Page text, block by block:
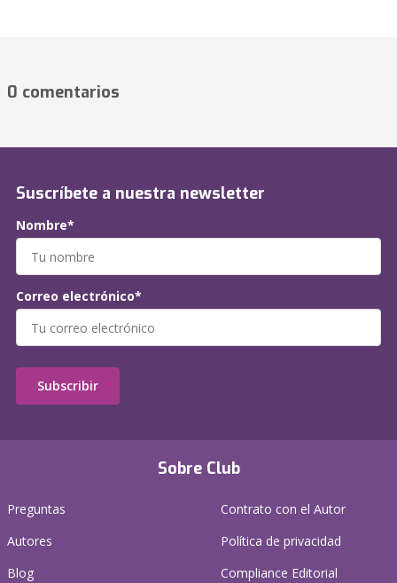
0 comentarios
Sobre Club
Preguntas
Autores
Blog
Contrato con el Autor
Política de privacidad
Compliance Editorial
Suscríbete a nuestra newsletter
Nombre*
Correo electrónico*
Subscribir